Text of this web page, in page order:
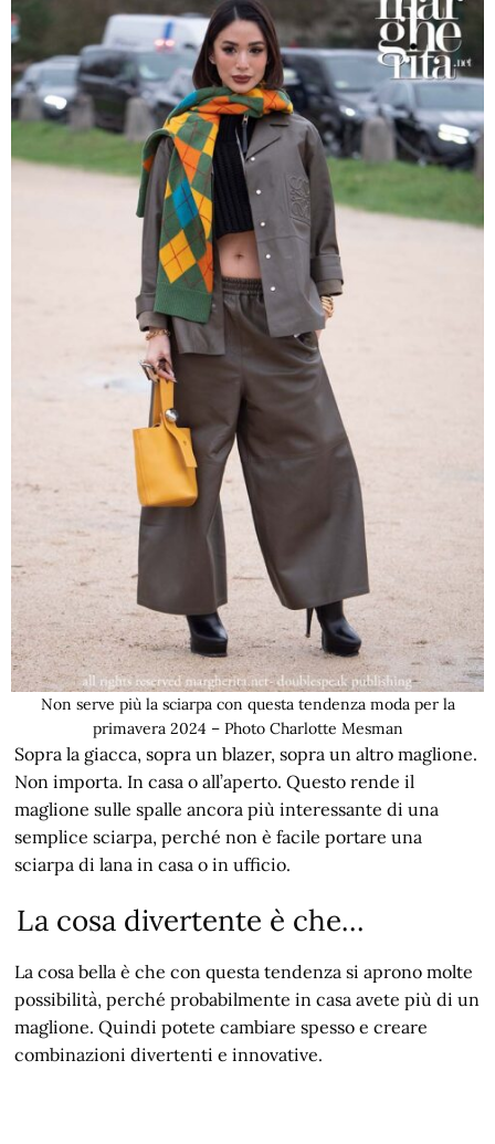
Non serve più la sciarpa con questa tendenza moda per la
primavera 2024 – Photo Charlotte Mesman
Sopra la giacca, sopra un blazer, sopra un altro maglione.
Non importa. In casa o all’aperto. Questo rende il
maglione sulle spalle ancora più interessante di una
semplice sciarpa, perché non è facile portare una
sciarpa di lana in casa o in ufficio.
La cosa divertente è che…
La cosa bella è che con questa tendenza si aprono molte
possibilità, perché probabilmente in casa avete più di un
maglione. Quindi potete cambiare spesso e creare
combinazioni divertenti e innovative.